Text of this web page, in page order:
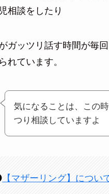
相談をしたり
ガッツリ話す時間が毎
れています。
気になることは、この
つり相談していますよ
【マザーリング】につい